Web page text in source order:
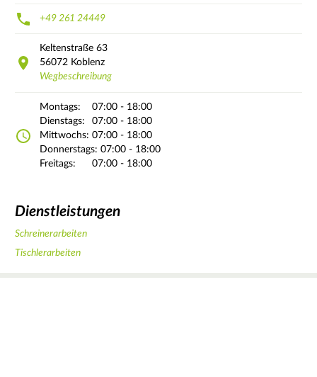
+49 261 24449
Keltenstraße 63
56072 Koblenz
Wegbeschreibung
Montags:
07:00 - 18:00
Dienstags:
07:00 - 18:00
Mittwochs: 07:00 - 18:00
Donnerstags: 07:00 - 18:00
Freitags:
07:00 - 18:00
Dienstleistungen
Schreinerarbeiten
Tischlerarbeiten